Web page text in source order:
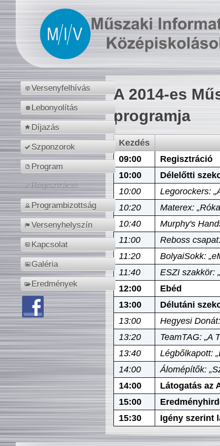
Versenyfelhívás
Lebonyolítás
Díjazás
Szponzorok
Program
Regisztráció
Programbizottság
Versenyhelyszín
Kapcsolat
Galéria
Eredmények
A 2014-es
programja
Kezdés
09:00
Regisztráció
10:00
Délelőtti
10:00
Legorockers:
10:20
Materex:
10:40
Murphy's
11:00
Reboss
11:20
BolyaiSokk:
11:40
ESZI szakkör:
12:00
Ebéd
13:00
Délutáni
13:00
Hegyesi
13:20
TeamTAG: „A
13:40
Légbőlkapott:
14:00
Álomépítők:
14:00
Látogatás az
15:00
15:30
Igény szerint